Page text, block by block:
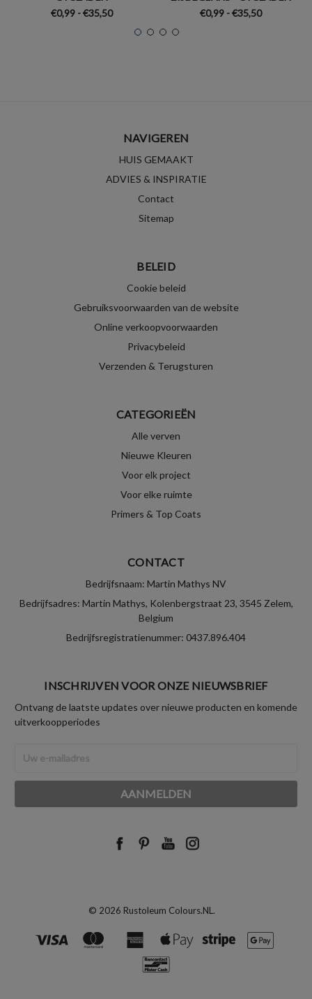
€0,99 - €35,50
€0,99 - €35,50
NAVIGEREN
HUIS GEMAAKT
ADVIES & INSPIRATIE
Contact
Sitemap
BELEID
Cookie beleid
Gebruiksvoorwaarden van de website
Online verkoopvoorwaarden
Privacybeleid
Verzenden & Terugsturen
CATEGORIEËN
Alle verven
Nieuwe Kleuren
Voor elk project
Voor elke ruimte
Primers & Top Coats
CONTACT
Bedrijfsnaam: Martin Mathys NV
Bedrijfsadres: Martin Mathys, Kolenbergstraat 23, 3545 Zelem,
Belgium
Bedrijfsregistratienummer: 0437.896.404
INSCHRIJVEN VOOR ONZE NIEUWSBRIEF
Ontvang de laatste updates over nieuwe producten en komende
uitverkoopperiodes
mailadres
© 2026 Rustoleum Colours.NL.